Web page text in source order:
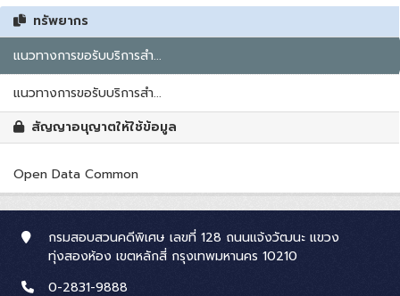
ทรัพยากร
แนวทางการขอรับบริการสำ...
แนวทางการขอรับบริการสำ...
สัญญาอนุญาตให้ใช้ข้อมูล
Open Data Common
กรมสอบสวนคดีพิเศษ เลขที่ 128 ถนนแจ้งวัฒนะ แขวง
ทุ่งสองห้อง เขตหลักสี่ กรุงเทพมหานคร 10210
0-2831-9888